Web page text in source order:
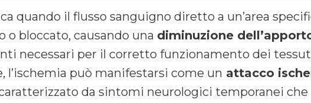
quando il flusso sanguigno diretto a un’area
o bloccato, causando una diminuzione
necessari per il corretto funzionamento dei
l’ischemia può manifestarsi come un attacco
da sintomi neurologici temporanei che